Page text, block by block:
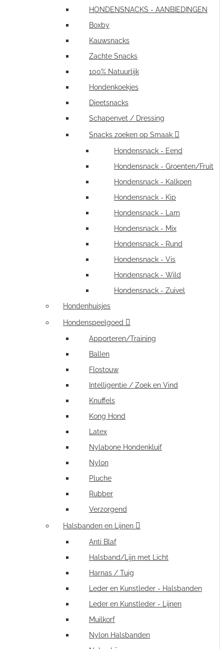
HONDENSNACKS - AANBIEDINGEN
Boxby
Kauwsnacks
Zachte Snacks
100% Natuurlijk
Hondenkoekjes
Dieetsnacks
Schapenvet / Dressing
Snacks zoeken op Smaak
Hondensnack - Eend
Hondensnack - Groenten/Fruit
Hondensnack - Kalkoen
Hondensnack - Kip
Hondensnack - Lam
Hondensnack - Mix
Hondensnack - Rund
Hondensnack - Vis
Hondensnack - Wild
Hondensnack - Zuivel
Hondenhuisjes
Hondenspeelgoed
Apporteren/Training
Ballen
Flostouw
Intelligentie / Zoek en Vind
Knuffels
Kong Hond
Latex
Nylabone Hondenkluif
Nylon
Pluche
Rubber
Verzorgend
Halsbanden en Lijnen
Anti Blaf
Halsband/Lijn met Licht
Harnas / Tuig
Leder en Kunstleder - Halsbanden
Leder en Kunstleder - Lijnen
Muilkorf
Nylon Halsbanden